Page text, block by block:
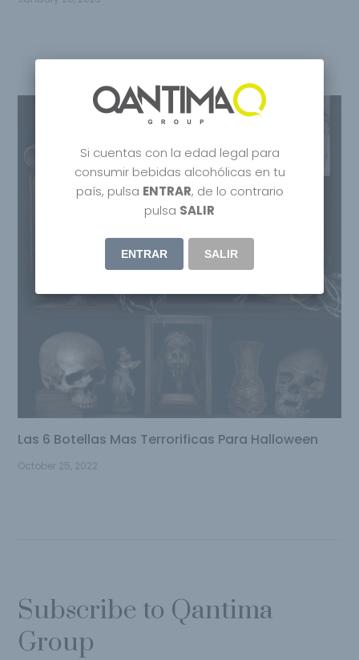
Las 6 Botellas Mas Terrorificas Para Halloween
October 25, 2022
Subscribe to Qantima
Group
Si cuentas con la edad legal para
consumir bebidas alcohólicas en tu
país, pulsa ENTRAR, de lo contrario
pulsa SALIR
ENTRAR SALIR